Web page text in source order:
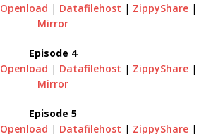
Openload | Datafilehost | ZippyShare|
Mirror
Episode 4
Openload | Datafilehost | ZippyShare|
Mirror
Episode 5
Openload | Datafilehost | ZippyShare |